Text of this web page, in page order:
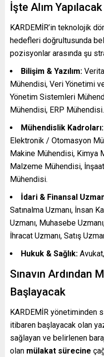
İşte Alım
KARDEMİR’in teknolojik
hedefleri doğrultusunda
pozisyonlar arasında şu
Bilişim & Yazılım:
Mühendisi, Veri Yönetimi
Yönetim Sistemleri
Mühendisi, ERP Mühendisi.
Mühendislik Kadroları:
Elektronik / Otomasyon
Makine Mühendisi, Kimya
Malzeme Mühendisi,
Mühendisi.
İdari & Finansal
Satınalma Uzmanı, İnsan
Uzmanı, Muhasebe
İhracat Uzmanı, Satış
Hukuk & Sağlık:
Sınavın Ardından
Başlayacak
KARDEMİR yönetiminden
itibaren başlayacak olan
sağlayan ve belirlenen
olan mülakat sürecine